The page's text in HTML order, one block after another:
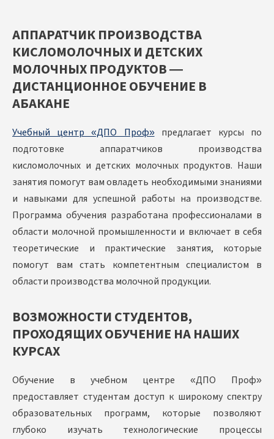
АППАРАТЧИК ПРОИЗВОДСТВА
КИСЛОМОЛОЧНЫХ И ДЕТСКИХ
МОЛОЧНЫХ ПРОДУКТОВ —
ДИСТАНЦИОННОЕ ОБУЧЕНИЕ В
АБАКАНЕ
Учебный центр «ДПО Проф»предлагает курсы по
подготовке аппаратчиков производства
кисломолочных и детских молочных продуктов. Наши
занятия помогут вам овладеть необходимыми знаниями
и навыками для успешной работы на производстве.
Программа обучения разработана профессионалами в
области молочной промышленности и включает в себя
теоретические и практические занятия, которые
помогут вам стать компетентным специалистом в
области производства молочной продукции.
ВОЗМОЖНОСТИ СТУДЕНТОВ,
ПРОХОДЯЩИХ ОБУЧЕНИЕ НА НАШИХ
КУРСАХ
Обучение в учебном центре «ДПО Проф»
предоставляет студентам доступ к широкому спектру
образовательных программ, которые позволяют
глубоко изучать технологические процессы